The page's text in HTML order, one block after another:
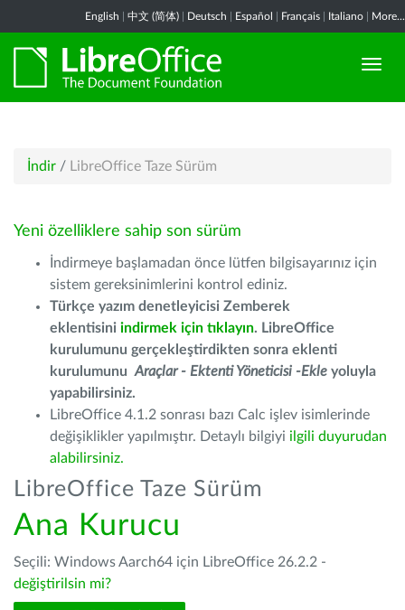
English 中文 (简体) Deutsch Español Français Italiano More...
İndir / LibreOffice Taze Sürüm
Yeni özelliklere sahip son sürüm
İndirmeye başlamadan önce lütfen bilgisayarınız için
sistem gereksinimlerini kontrol ediniz.
Türkçe yazım denetleyicisi Zemberek
eklentisini indirmek için tıklayın. LibreOffice
kurulumunu gerçekleştirdikten sonra eklenti
kurulumunu Araçlar - Ektenti Yöneticisi -Ekle yoluyla
yapabilirsiniz.
LibreOffice 4.1.2 sonrası bazı Calc işlev isimlerinde
değişiklikler yapılmıştır. Detaylı bilgiyi ilgili duyurudan
alabilirsiniz.
LibreOffice Taze Sürüm
Ana Kurucu
Seçili: Windows Aarch64 için LibreOffice 26.2.2 -
değiştirilsin mi?